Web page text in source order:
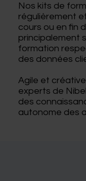
Nos kits de
régulièrement
cours ou en fin
principalement
formation
des données
Agile et
experts de
des
autonome des